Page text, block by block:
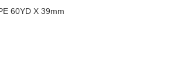
60YD X 39mm